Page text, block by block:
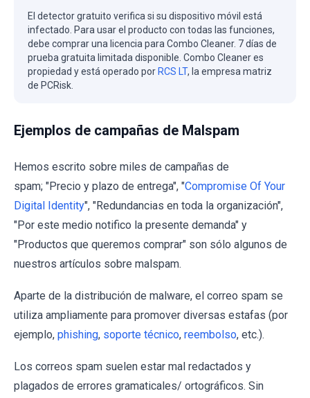
El detector gratuito verifica si su dispositivo móvil está
infectado. Para usar el producto con todas las funciones,
debe comprar una licencia para Combo Cleaner. 7 días de
prueba gratuita limitada disponible. Combo Cleaner es
propiedad y está operado por RCS LT, la empresa matriz
de PCRisk.
Ejemplos de campañas de Malspam
Hemos escrito sobre miles de campañas de
spam; "Precio y plazo de entrega", "Compromise Of Your
Digital Identity", "Redundancias en toda la organización",
"Por este medio notifico la presente demanda" y
"Productos que queremos comprar" son sólo algunos de
nuestros artículos sobre malspam.
Aparte de la distribución de malware, el correo spam se
utiliza ampliamente para promover diversas estafas (por
ejemplo, phishing, soporte técnico, reembolso, etc.).
Los correos spam suelen estar mal redactados y
plagados de errores gramaticales/ ortográficos. Sin